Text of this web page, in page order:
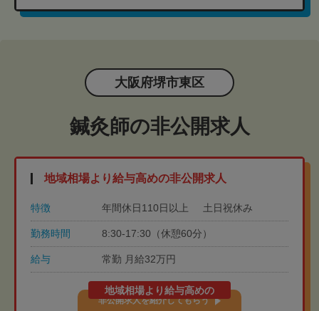
大阪府堺市東区
鍼灸師の非公開求人
地域相場より給与高めの非公開求人
特徴 年間休日110日以上 土日祝休み
勤務時間 8:30-17:30（休憩60分）
給与 常勤 月給32万円
地域相場より給与高めの
非公開求人を紹介してもらう